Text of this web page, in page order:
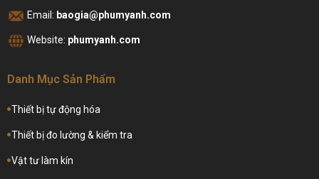
Email: baogia@phumyanh.com
Website: phumyanh.com
Danh Mục Sản Phẩm
Thiết bị tự động hóa
Thiết bị đo lường & kiểm tra
Vật tư làm kín